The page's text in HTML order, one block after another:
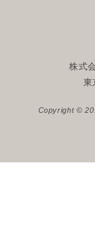
株式
東
Copyright ©